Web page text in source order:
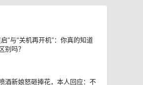
”与“关机再开机”：你真的知道
别吗？
酒新娘怒砸捧花，本人回应：不